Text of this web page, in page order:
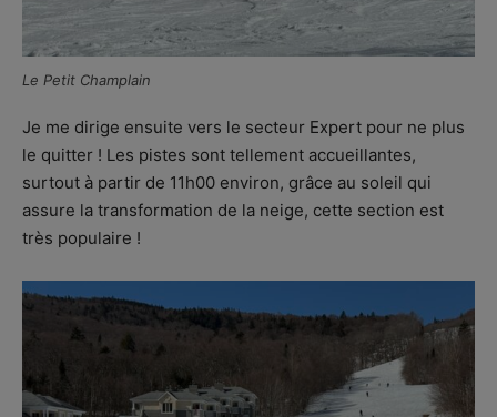
Le Petit Champlain
Je me dirige ensuite vers le secteur Expert pour ne plus
le quitter ! Les pistes sont tellement accueillantes,
surtout à partir de 11h00 environ, grâce au soleil qui
assure la transformation de la neige, cette section est
très populaire !